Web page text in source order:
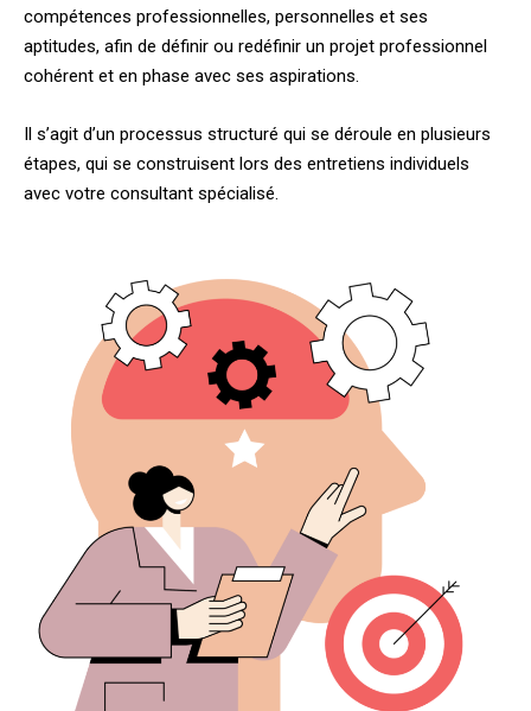
compétences professionnelles, personnelles et ses
aptitudes, afin de définir ou redéfinir un projet professionnel
cohérent et en phase avec ses aspirations.
Il s’agit d’un processus structuré qui se déroule en plusieurs
étapes, qui se construisent lors des entretiens individuels
avec votre consultant spécialisé.